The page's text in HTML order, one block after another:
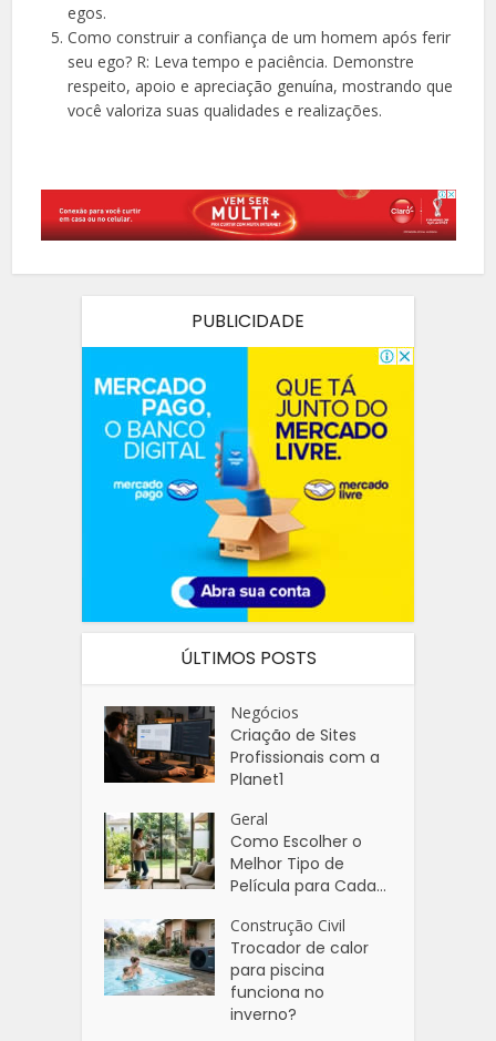
egos.
Como construir a confiança de um homem após ferir
seu ego? R: Leva tempo e paciência. Demonstre
respeito, apoio e apreciação genuína, mostrando que
você valoriza suas qualidades e realizações.
PUBLICIDADE
ÚLTIMOS POSTS
Negócios
Criação de Sites
Profissionais com a
Planet1
Geral
Como Escolher o
Melhor Tipo de
Película para Cada...
Construção Civil
Trocador de calor
para piscina
funciona no
inverno?